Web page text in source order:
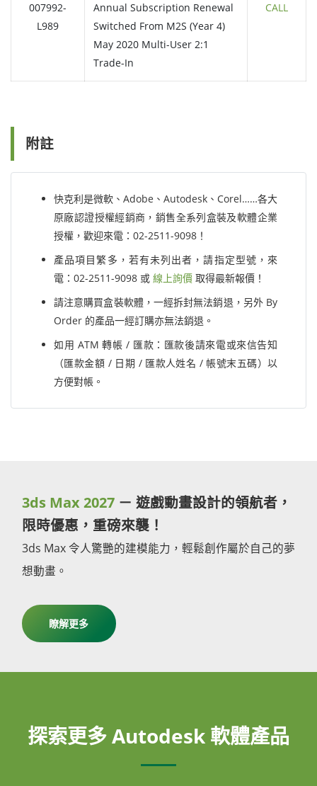
007992-
L989
Annual Subscription Renewal
Switched From M2S (Year 4)
May 2020 Multi-User 2:1
Trade-In
CALL
附註
快克利是微軟、Adobe、Autodesk、Corel……各大
原廠認證授權經銷商，銷售全系列盒裝及軟體企業
授權，歡迎來電：02-2511-9098！
產品項目繁多，若有未列出者，請指定型號，來
電：02-2511-9098 或 線上詢價 取得最新報價！
請注意購買盒裝軟體，一經拆封無法銷退，另外 By
Order 的產品一經訂購亦無法銷退。
如用 ATM 轉帳 / 匯款：匯款後請來電或來信告知
（匯款金額 / 日期 / 匯款人姓名 / 帳號末五碼）以
方便對帳。
3ds Max 2027 － 遊戲動畫設計的領航者，
限時優惠，重磅來襲！
3ds Max 令人驚艷的建模能力，輕鬆創作屬於自己的夢
想動畫。
瞭解更多
探索更多 Autodesk 軟體產品